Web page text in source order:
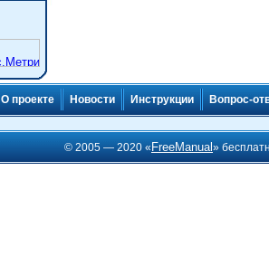
О проекте Новости Инструкции Вопрос-
© 2005 — 2020 « FreeManual»